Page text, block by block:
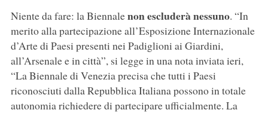
Niente da fare: la Biennalenon escluderà nessuno. “In
merito alla partecipazione all’Esposizione Internazionale
d’Arte di Paesi presenti nei Padiglioni ai Giardini,
all’Arsenale e in città”, si legge in una nota inviata ieri,
“La Biennale di Venezia precisa che tutti i Paesi
riconosciuti dalla Repubblica Italiana possono in totale
autonomia richiedere di partecipare ufficialmente. La